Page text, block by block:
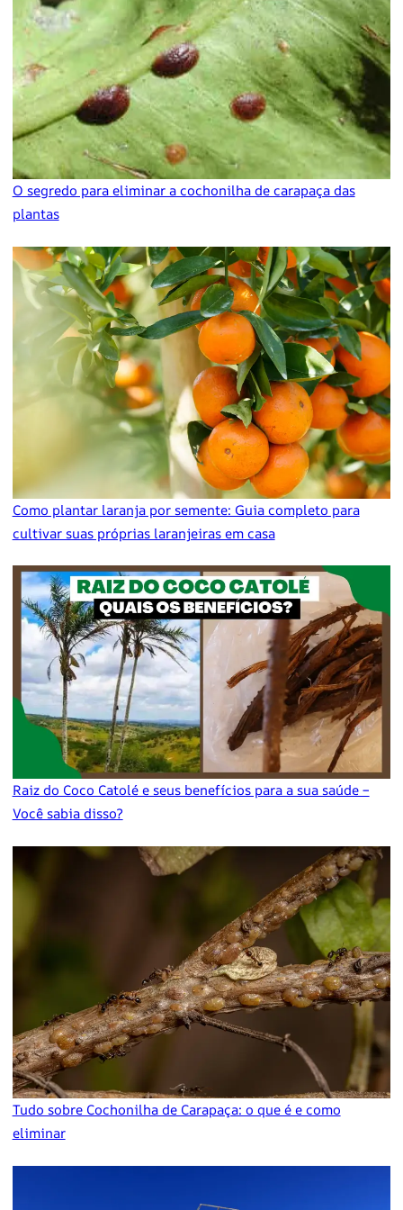
O segredo para eliminar a cochonilha de carapaça das
plantas
Como plantar laranja por semente: Guia completo para
cultivar suas próprias laranjeiras em casa
Raiz do Coco Catolé e seus benefícios para a sua saúde –
Você sabia disso?
Tudo sobre Cochonilha de Carapaça: o que é e como
eliminar